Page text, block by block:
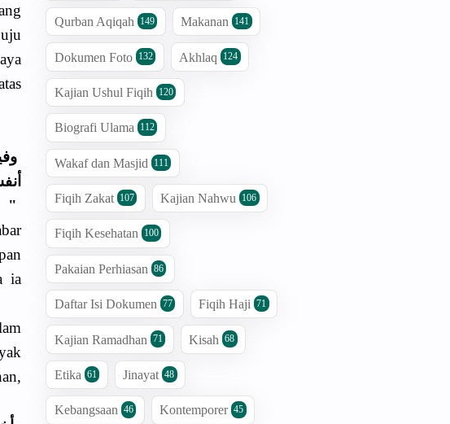
"
ia
Qurban Aqiqah 149 Makanan 141
Dokumen Foto 132 Akhlaq 124
Kajian Ushul Fiqih 120
Biografi Ulama 112
Wakaf dan Masjid 111
Fiqih Zakat 107 Kajian Nahwu 106
Fiqih Kesehatan 100
Pakaian Perhiasan 86
Daftar Isi Dokumen 77 Fiqih Haji 71
Kajian Ramadhan 71 Kisah 68
Etika 61 Jinayat 48
Kebangsaan 46 Kontemporer 45